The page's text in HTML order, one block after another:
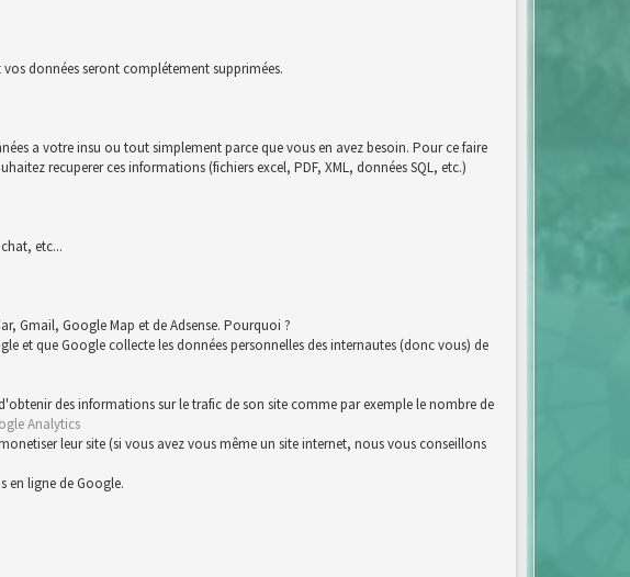
données seront complétement supprimées.
a votre insu ou tout simplement parce que vous en avez besoin. Pour ce faire
recuperer ces informations (fichiers excel, PDF, XML, données SQL, etc.)
etc...
Gmail, Google Map et de Adsense. Pourquoi ?
et que Google collecte les données personnelles des internautes (donc vous) de
des informations sur le trafic de son site comme par exemple le nombre de
Analytics
leur site (si vous avez vous même un site internet, nous vous conseillons
en ligne de Google.